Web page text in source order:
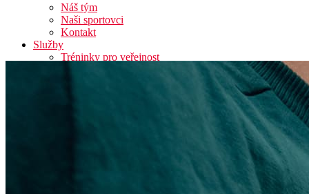
Náš tým
Naši sportovci
Kontakt
Služby
Tréninky pro veřejnost